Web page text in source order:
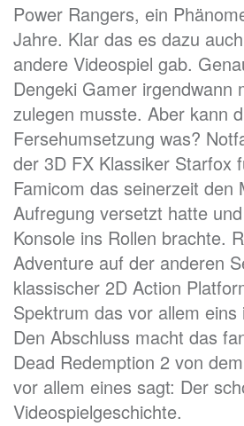
Power Rangers, ein
Jahre. Klar das es dazu
andere Videospiel gab.
Dengeki Gamer irgendwann
zulegen musste. Aber kann
Fersehumsetzung was?
der 3D FX Klassiker Starfox
Famicom das seinerzeit den
Aufregung versetzt hatte
Konsole ins Rollen brachte.
Adventure auf der anderen
klassischer 2D Action
Spektrum das vor allem eins
Den Abschluss macht das
Dead Redemption 2 von
vor allem eines sagt: Der
Videospielgeschichte.